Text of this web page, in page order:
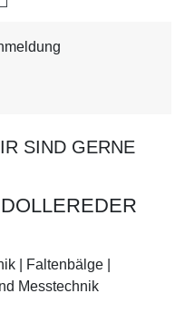
SIND GERNE
| Faltenbälge |
Messtechnik